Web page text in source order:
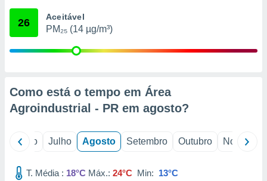
através
26 Aceitável
PM₂₅ (14 µg/m³)
Como está o tempo em Área
Agroindustrial - PR em agosto?
Junho Julho Agosto Setembro Outubro Novembro
T. Média : 18°C Máx.: 24°C Min: 13°C